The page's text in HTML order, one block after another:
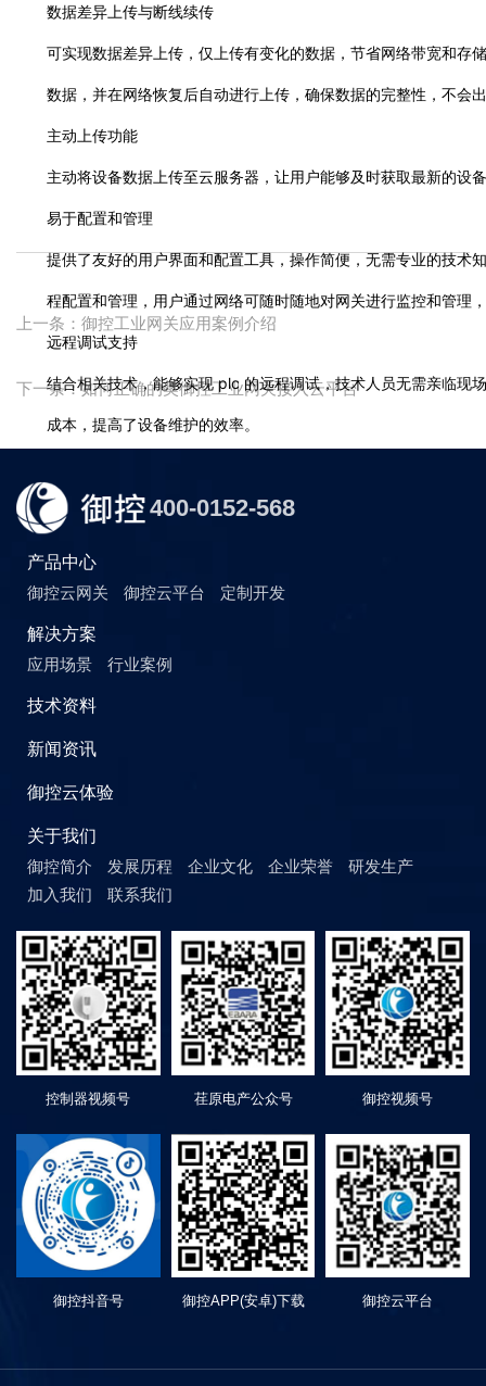
数据差异上传与断线续传
可实现数据差异上传，仅上传有变化的数据，节省网络带宽和存
数据，并在网络恢复后自动进行上传，确保数据的完整性，不会
主动上传功能
主动将设备数据上传至云服务器，让用户能够及时获取最新的设
易于配置和管理
提供了友好的用户界面和配置工具，操作简便，无需专业的技术
程配置和管理，用户通过网络可随时随地对网关进行监控和管理
远程调试支持
结合相关技术，能够实现 plc 的远程调试，技术人员无需亲临现
成本，提高了设备维护的效率。
采用高度集成的设计理念，将多种功能模块整合于一体，不仅节
御控工业网关 YC-5300N以其强大的数据采集功能、稳定的传输
作用，为企业的数字化转型和智能化发展提供有力支持。
上一条：御控工业网关应用案例介绍
下一条：如何正确的奖御控工业网关接入云平台
400-0152-568
产品中心
御控云网关
御控云平台 定制开发
解决方案
应用场景
行业案例
技术资料
新闻资讯
御控云体验
关于我们
御控简介
发展历程 企业文化 企业荣誉
研发生产
加入我们
联系我们
控制器视频号 荏原电产公众号 御控视频号
御控抖音号 御控APP(安卓)下载 御控云平台